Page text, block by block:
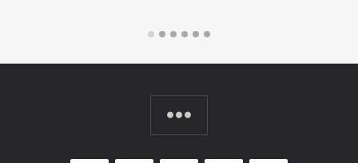
LIRE LA SUITE